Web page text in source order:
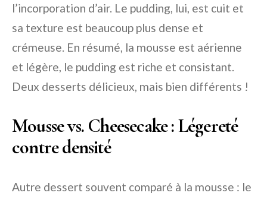
l’incorporation d’air. Le pudding, lui, est cuit et
sa texture est beaucoup plus dense et
crémeuse. En résumé, la mousse est aérienne
et légère, le pudding est riche et consistant.
Deux desserts délicieux, mais bien différents !
Mousse vs. Cheesecake : Légereté
contre densité
Autre dessert souvent comparé à la mousse : le